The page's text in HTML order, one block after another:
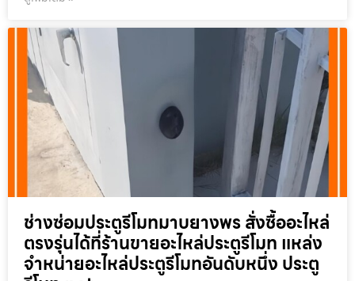
ช่างซ่อมประตูรีโมทมาบยางพร สั่งซื้ออะไหล่
ตรงรุ่นได้ที่ร้านขายอะไหล่ประตูรีโมท แหล่ง
จำหน่ายอะไหล่ประตูรีโมทอันดับหนึ่ง ประตู